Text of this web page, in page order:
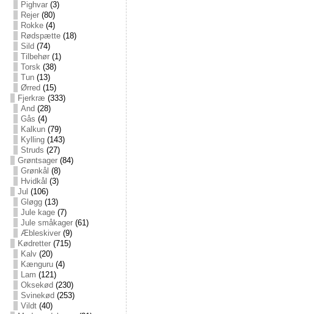
Pighvar(3)
Rejer(80)
Rokke(4)
Rødspætte(18)
Sild (74)
Tilbehør(1)
Torsk(38)
Tun(13)
Ørred (15)
Fjerkræ (333)
And (28)
Gås (4)
Kalkun(79)
Kylling(143)
Struds (27)
Grøntsager(84)
Grønkål (8)
Hvidkål (3)
Jul (106)
Gløgg(13)
Jule kage(7)
Jule småkager(61)
Æbleskiver(9)
Kødretter(715)
Kalv(20)
Kænguru(4)
Lam (121)
Oksekød (230)
Svinekød (253)
Vildt(40)